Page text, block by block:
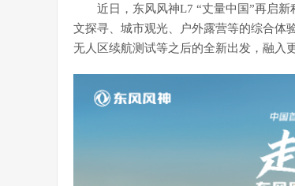
近日，东风风神L7 “丈量中国”再启
文探寻、城市观光、户外露营等的综合体
无人区续航测试等之后的全新出发，融入